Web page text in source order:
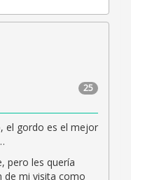
25
el gordo es el mejor
pero les quería
de mi visita como